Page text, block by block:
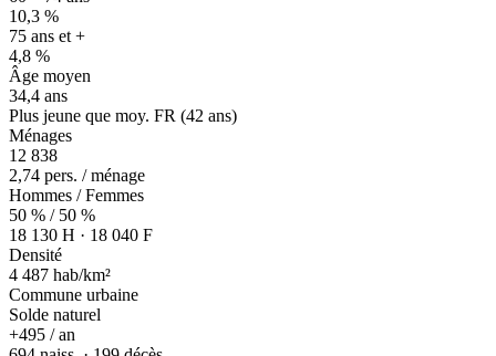
10,3 %
75 ans et +
4,8 %
Âge moyen
34,4 ans
Plus jeune que moy. FR (42 ans)
Ménages
12 838
2,74 pers. / ménage
Hommes / Femmes
50 % / 50 %
18 130 H · 18 040 F
Densité
4 487 hab/km²
Commune urbaine
Solde naturel
+495 / an